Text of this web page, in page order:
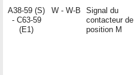
A38-59 (S)
- C63-59
(E1)
W - W-B
Signal du
contacteur de
position M